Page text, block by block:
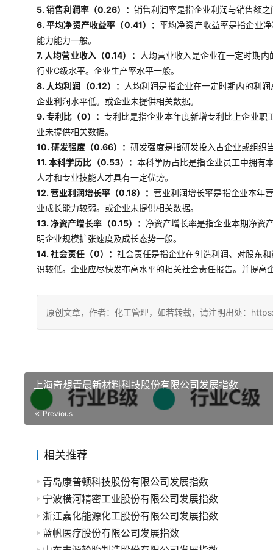
5. 销售利润率（0.26）： 销售利润率是指企业利润与销售额
6. 平均净资产收益率（0.41）： 平均净资产收益率是指企业
能力能力一般。
7. 人均营业收入（0.14）：
人均营业收入是企业在一定时期
行业C级水平。企业生产率水平一般。
8. 人均利润（0.12）：
人均利润是指企业在一定时期内的利
企业利润水平低。或企业未提供相关数据。
9. 专利比（0）： 专利比是指企业本年度新增专利比上企业
业未提供相关数据。
10. 研发强度（0.66）： 研发强度是指研发投入占企业或组织
11. 本科学历比（0.53）： 本科学历占比是指企业员工中拥有
人才和专业技能人才具有一定优势。
12. 营业利润增长率（0.18）：营业利润增长率是指企业本年
业成长能力较弱。或企业未提供相关数据。
13. 净资产增长率（0.15）： 净资产增长率是指企业本期净资
明企业规模扩张速度及成长态势一般。
14. 社会责任（0）： 社会责任是指企业在创造利润、对股东
识较低。企业应尽快发布高水平的相关社会责任报告。并提高
原创文章，作者：化工管理，如若转载，请注明出处：
上海奇想青晨新材料科技股份有限公司发展指数
Previous
相关推荐
青岛康普顿科技股份有限公司发展指数
宁波横河精密工业股份有限公司发展指数
浙江嘉化能源化工股份有限公司发展指数
蓝帆医疗股份有限公司发展指数